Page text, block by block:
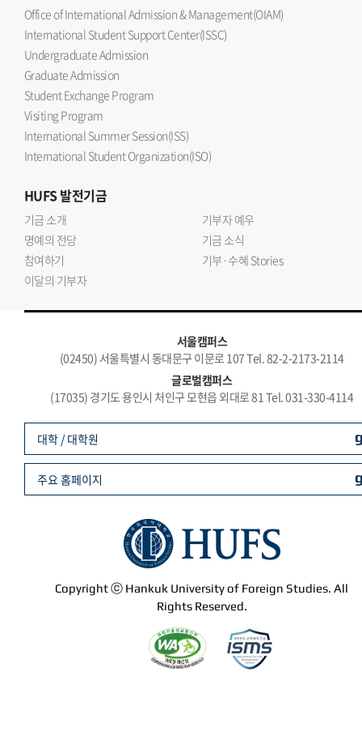
Office of International Admission & Management(OIAM)
International Student Support Center(ISSC)
Undergraduate Admission
Graduate Admission
Student Exchange Program
Visiting Program
International Summer Session(ISS)
International Student Organization(ISO)
HUFS발전기금
기금 소개
기부자 예우
명예의 전당
기금 소식
참여하기
기부·수혜 Stories
이달의 기부자
서울캠퍼스
(02450) 서울특별시 동대문구 이문로 107 Tel. 82-2-2173-2114
글로벌캠퍼스
(17035) 경기도 용인시 처인구 모현읍 외대로 81 Tel. 031-330-4114
Copyright ⓒ Hankuk University of Foreign Studies. All
Rights Reserved.
대학 / 대학원
주요 홈페이지